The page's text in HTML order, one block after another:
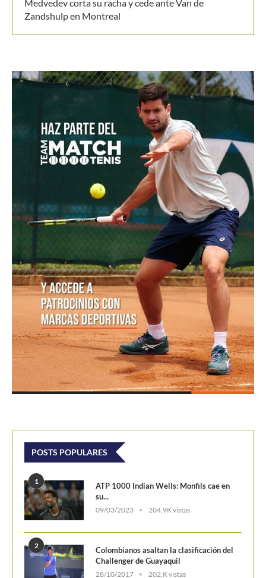
¿Cómo se clasifica a la Davis Cup Jr. y Billie Jean King
Cup Jr. en el Campeonato Suramericano Sub-16?
Colombia cae en los cuartos de final del Campeonato
Mundial Sub-14 de Tenis
Masters 1000 Montreal 2026: los 14 sembrados que
no siguen en competencia
Medvedev corta su racha y cede ante Van de